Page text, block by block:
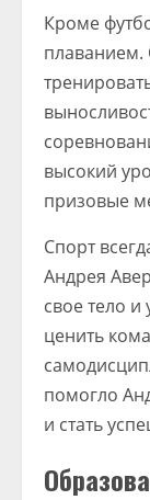
Кроме
плаванием.
высокий
призовые
Спорт
Андрея
свое тело и
ценить
помогло
и стать